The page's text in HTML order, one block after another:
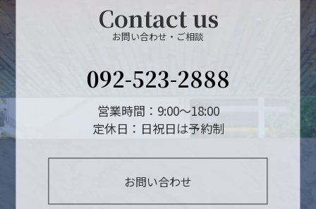
Contact us
お問い合わせ・ご相談
092-523-2888
営業時間：9:00～18:00
定休日：日祝日は予約制
お問い合わせ